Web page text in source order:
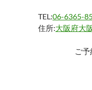
TEL:06-6365-
住所:大阪府大
ご